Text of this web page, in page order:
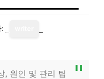
, 원인 및 관리 팁